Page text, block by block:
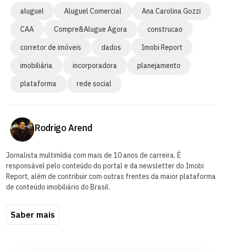
aluguel Aluguel Comercial
Ana Carolina Gozzi
CAA
Compre&Alugue Agora
construcao
corretor de imóveis
dados
Imobi Report
imobiliária
incorporadora
planejamento
plataforma
rede social
Rodrigo Arend
Jornalista multimídia com mais de 10 anos de carreira. É
responsável pelo conteúdo do portal e da newsletter do Imobi
Report, além de contribuir com outras frentes da maior plataforma
de conteúdo imobiliário do Brasil.
Saber mais